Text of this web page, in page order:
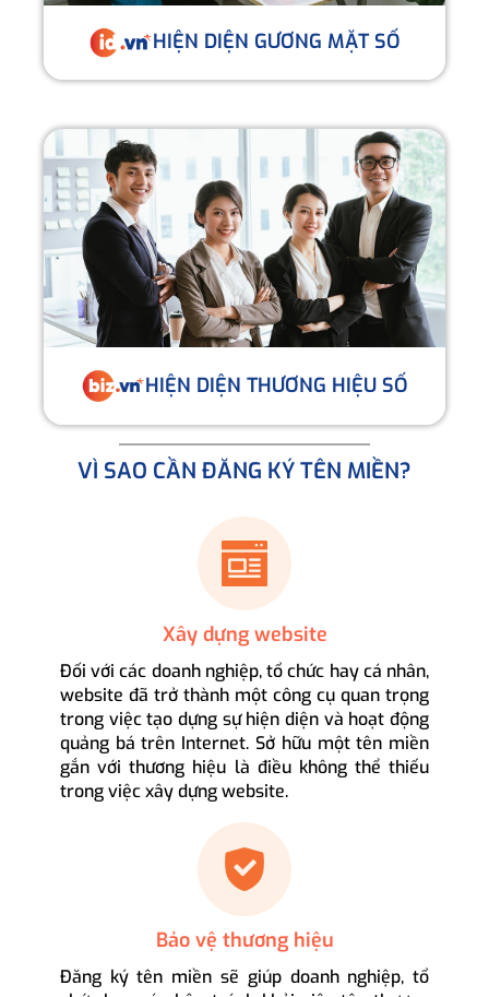
HIỆN DIỆN GƯƠNG MẶT SỐ
HIỆN DIỆN THƯƠNG HIỆU SỐ
VÌ SAO CẦN ĐĂNG KÝ TÊN MIỀN?
Xây dựng website
Đối với các doanh nghiệp, tổ chức hay cá nhân,
website đã trở thành một công cụ quan trọng
trong việc tạo dựng sự hiện diện và hoạt động
quảng bá trên Internet. Sở hữu một tên miền
gắn với thương hiệu là điều không thể thiếu
trong việc xây dựng website.
Bảo vệ thương hiệu
Đăng ký tên miền sẽ giúp doanh nghiệp, tổ